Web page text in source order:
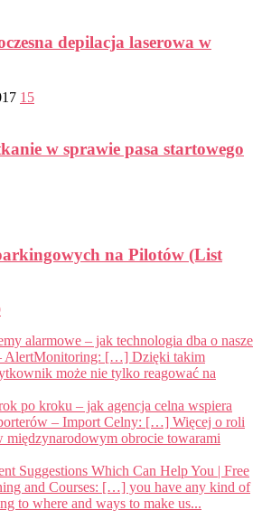
depilacja laserowa w
15
w sprawie pasa startowego
na Pilotów (List
alarmowe – jak technologia dba o nasze
AlertMonitoring: […] Dzięki takim
może nie tylko reagować na
po kroku – jak agencja celna wspiera
– Import Celny: […] Więcej o roli
międzynarodowym obrocie towarami
Suggestions Which Can Help You | Free
and Courses: […] you have any kind of
to where and ways to make us...